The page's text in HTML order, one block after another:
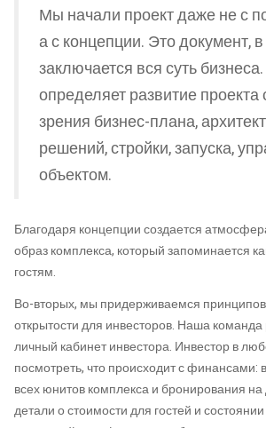
Мы начали проект даже не с
а с концепции. Это документ,
заключается вся суть
определяет развитие проекта
зрения бизнес-плана,
решений, стройки, запуска,
объектом.
Благодаря концепции создается
образ комплекса, который запоминается
гостям.
Во-вторых, мы придерживаемся принципов
открытости для инвесторов. Наша
личный кабинет инвестора. Инвестор в
посмотреть, что происходит с финансами:
всех юнитов комплекса и бронирования
детали о стоимости для гостей и